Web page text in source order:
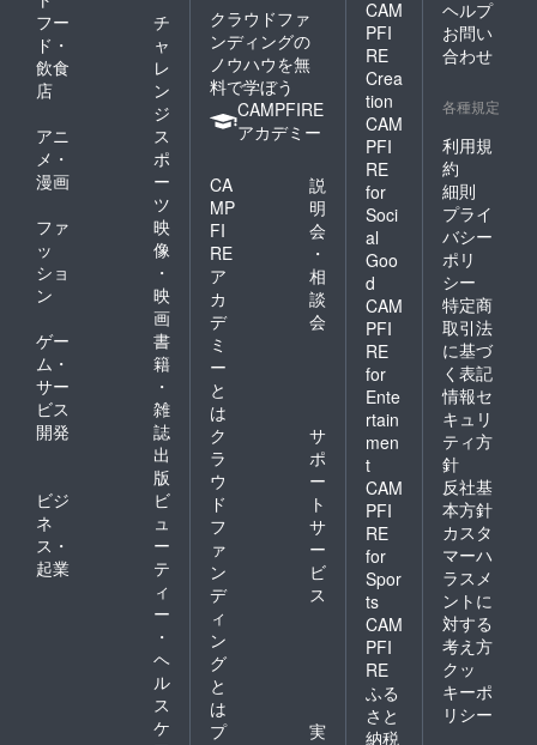
フー
ド・
飲食
店
チ
ャ
レ
ン
ジ
アニ
メ・
漫画
ス
ポ
ー
ツ
ファ
ッ
ショ
ン
映
像
・
映
画
ゲー
ム・
サー
ビス
開発
書
籍
・
雑
誌
出
版
ビジ
ネ
ス・
起業
ビ
ュ
ー
テ
ィ
ー
・
ヘ
ル
ス
ケ
クラウドファ
ンディングの
ノウハウを無
料で学ぼう
CAMPFIRE
アカデミー
CA
MP
FI
RE
ア
カ
デ
ミ
ー
と
は
説
明
会
・
相
談
会
ク
ラ
ウ
ド
フ
ァ
ン
デ
ィ
ン
グ
と
は
サ
ポ
ー
ト
サ
ー
ビ
ス
プ
実
CAM
PFI
RE
Crea
tion
CAM
PFI
RE
for
Soci
al
Goo
d
CAM
PFI
RE
for
Ente
rtain
men
t
CAM
PFI
RE
for
Spor
ts
CAM
PFI
RE
ふる
さと
納税
ヘルプ
お問い
合わせ
各種規定
利用規
約
細則
プライ
バシー
ポリ
シー
特定商
取引法
に基づ
く表記
情報セ
キュリ
ティ方
針
反社基
本方針
カスタ
マーハ
ラスメ
ントに
対する
考え方
クッ
キーポ
リシー